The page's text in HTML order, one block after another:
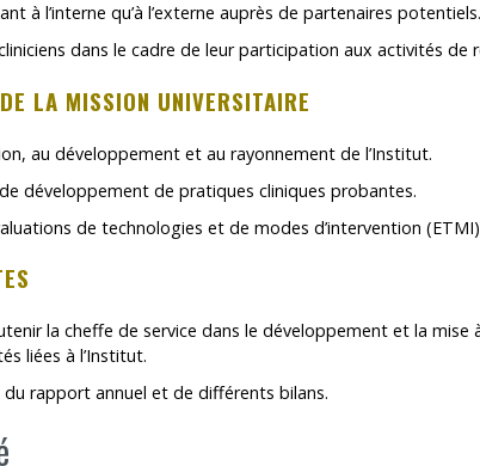
à l’interne qu’à l’externe auprès de partenaires potentiels.
dans le cadre de leur participation aux activités de
LA MISSION UNIVERSITAIRE
au développement et au rayonnement de l’Institut.
développement de pratiques cliniques probantes.
de technologies et de modes d’intervention
la cheffe de service dans le développement et la
liées à l’Institut.
du rapport annuel et de différents bilans.